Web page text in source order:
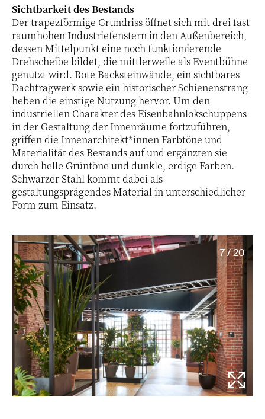
Sichtbarkeit des Bestands
Der trapezförmige Grundriss öffnet sich mit drei fast
raumhohen Industriefenstern in den Außenbereich,
dessen Mittelpunkt eine noch funktionierende
Drehscheibe bildet, die mittlerweile als Eventbühne
genutzt wird. Rote Backsteinwände, ein sichtbares
Dachtragwerk sowie ein historischer Schienenstrang
heben die einstige Nutzung hervor. Um den
industriellen Charakter des Eisenbahnlokschuppens
in der Gestaltung der Innenräume fortzuführen,
griffen die Innenarchitekt*innen Farbtöne und
Materialität des Bestands auf und ergänzten sie
durch helle Grüntöne und dunkle, erdige Farben.
Schwarzer Stahl kommt dabei als
gestaltungsprägendes Material in unterschiedlicher
Form zum Einsatz.
7 / 20